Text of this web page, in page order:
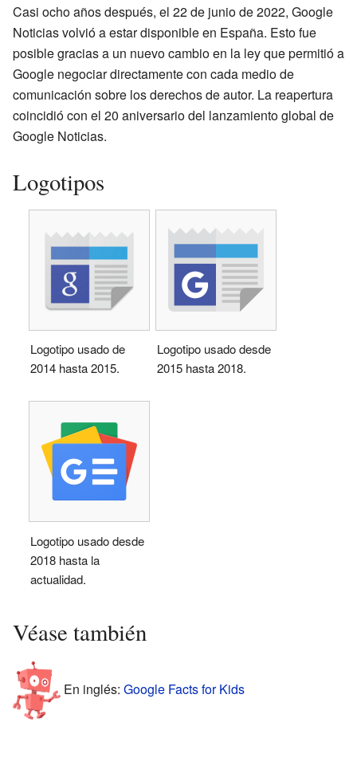
Casi ocho años después, el 22 de junio de 2022, Google
Noticias volvió a estar disponible en España. Esto fue
posible gracias a un nuevo cambio en la ley que permitió a
Google negociar directamente con cada medio de
comunicación sobre los derechos de autor. La reapertura
coincidió con el 20 aniversario del lanzamiento global de
Google Noticias.
Logotipos
Logotipo usado de
2014 hasta 2015.
Logotipo usado desde
2015 hasta 2018.
Logotipo usado desde
2018 hasta la
actualidad.
Véase también
En inglés: Google Facts for Kids